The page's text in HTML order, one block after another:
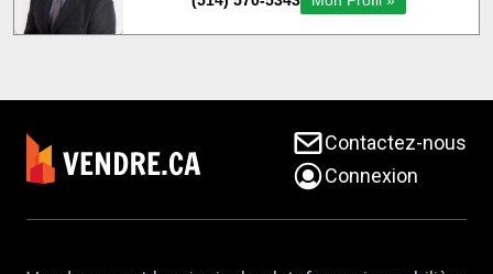
Contactez-nous
Connexion